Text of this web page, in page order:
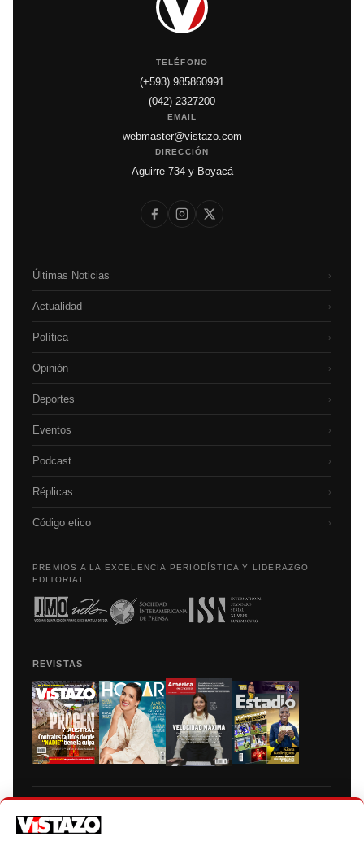
TELÉFONO
(+593) 985860991
(042) 2327200
EMAIL
webmaster@vistazo.com
DIRECCIÓN
Aguirre 734 y Boyacá
Últimas Noticias ›
Actualidad ›
Política ›
Opinión ›
Deportes ›
Eventos ›
Podcast ›
Réplicas ›
Código etico ›
PREMIOS A LA EXCELENCIA PERIODÍSTICA Y LIDERAZGO
EDITORIAL
REVISTAS
autorización escrita de su titular, de todos los contenidos de Vistazo.com.